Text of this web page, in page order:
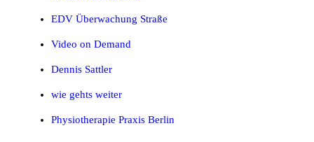
EDV Überwachung Straße
Video on Demand
Dennis Sattler
wie gehts weiter
Physiotherapie Praxis Berlin